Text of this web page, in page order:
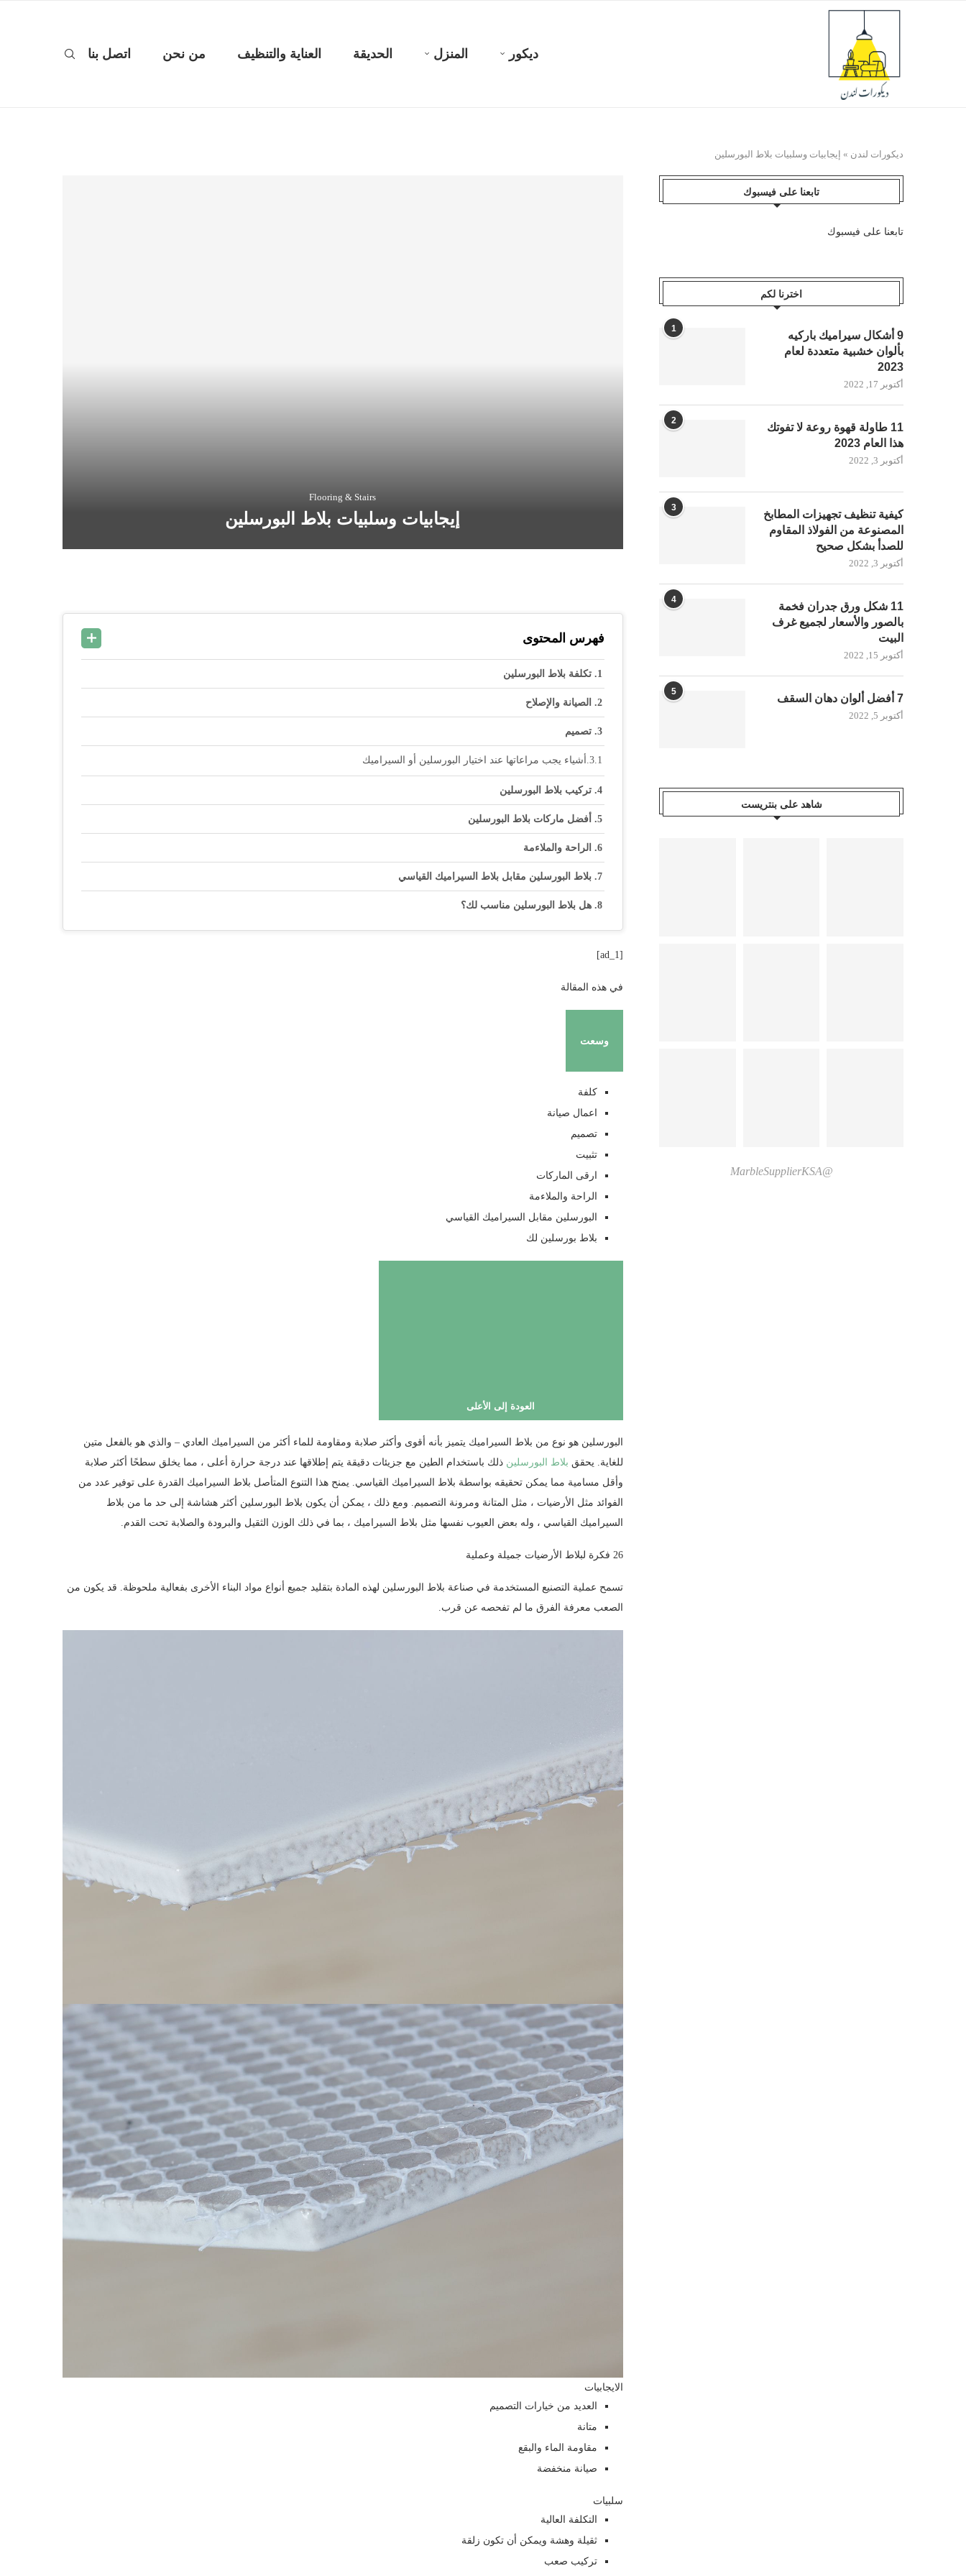
ديكور المنزل الحديقة العناية والتنظيف من نحن اتصل بنا
ديكورات لندن » إيجابيات وسلبيات بلاط البورسلين
Flooring & Stairs
إيجابيات وسلبيات بلاط البورسلين
فهرس المحتوى
تكلفة بلاط البورسلين
الصيانة والإصلاح
تصميم
أشياء يجب مراعاتها عند اختيار البورسلين أو السيراميك
تركيب بلاط البورسلين
أفضل ماركات بلاط البورسلين
الراحة والملاءمة
بلاط البورسلين مقابل بلاط السيراميك القياسي
هل بلاط البورسلين مناسب لك؟
[ad_1]
في هذه المقالة
وسعت
كلفة
اعمال صيانة
تصميم
تثبيت
ارقى الماركات
الراحة والملاءمة
البورسلين مقابل السيراميك القياسي
بلاط بورسلين لك
العودة إلى الأعلى
البورسلين هو نوع من بلاط السيراميك يتميز بأنه أقوى وأكثر صلابة ومقاومة للماء أكثر من السيراميك العادي – والذي هو بالفعل متين
للغاية. يحقق بلاط البورسلين ذلك باستخدام الطين مع جزيئات دقيقة يتم إطلاقها عند درجة حرارة أعلى ، مما يخلق سطحًا أكثر صلابة
وأقل مسامية مما يمكن تحقيقه بواسطة بلاط السيراميك القياسي. يمنح هذا التنوع المتأصل بلاط السيراميك القدرة على توفير عدد من
الفوائد مثل الأرضيات ، مثل المتانة ومرونة التصميم. ومع ذلك ، يمكن أن يكون بلاط البورسلين أكثر هشاشة إلى حد ما من بلاط
السيراميك القياسي ، وله بعض العيوب نفسها مثل بلاط السيراميك ، بما في ذلك الوزن الثقيل والبرودة والصلابة تحت القدم.
26 فكرة لبلاط الأرضيات جميلة وعملية
تسمح عملية التصنيع المستخدمة في صناعة بلاط البورسلين لهذه المادة بتقليد جميع أنواع مواد البناء الأخرى بفعالية ملحوظة. قد يكون من
الصعب معرفة الفرق ما لم تفحصه عن قرب.
الايجابيات
العديد من خيارات التصميم
متانة
مقاومة الماء والبقع
صيانة منخفضة
سلبيات
التكلفة العالية
ثقيلة وهشة ويمكن أن تكون زلقة
تركيب صعب
تابعنا على فيسبوك
تابعنا على فيسبوك
اخترنا لكم
1
9 أشكال سيراميك باركيه
بألوان خشبية متعددة لعام
2023
أكتوبر 17, 2022
2
11 طاولة قهوة روعة لا تفوتك
هذا العام 2023
أكتوبر 3, 2022
3
كيفية تنظيف تجهيزات المطابخ
المصنوعة من الفولاذ المقاوم
للصدأ بشكل صحيح
أكتوبر 3, 2022
4
11 شكل ورق جدران فخمة
بالصور والأسعار لجميع غرف
البيت
أكتوبر 15, 2022
5
7 أفضل ألوان دهان السقف
أكتوبر 5, 2022
شاهد على بنتريست
@MarbleSupplierKSA